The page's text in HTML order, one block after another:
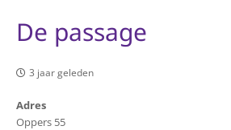
De passage
3 jaar geleden
Adres
Oppers 55